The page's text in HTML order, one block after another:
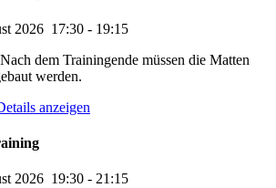
2026 17:30 - 19:15
dem Trainingende müssen die Matten
werden.
anzeigen
2026 19:30 - 21:15